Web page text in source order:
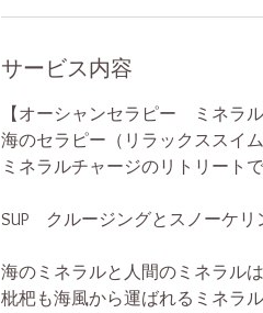
サービス内容
【オーシャンセラピー ミネラル
海のセラピー（リラックススイム
ミネラルチャージのリトリートで
SUP クルージングとスノーケリ
海のミネラルと人間のミネラル
枇杷も海風から運ばれるミネラ